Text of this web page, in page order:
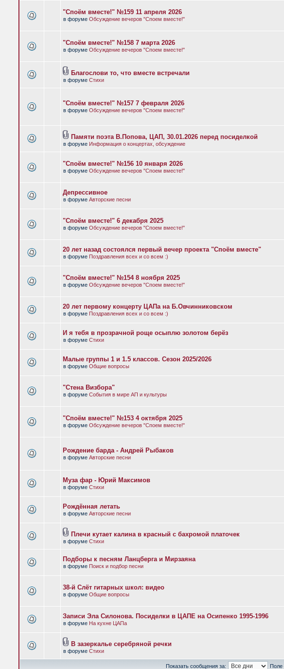
"Споём вместе!" №159 11 апреля 2026
в форуме Обсуждение вечеров "Споем вместе!"
"Споём вместе!" №158 7 марта 2026
в форуме Обсуждение вечеров "Споем вместе!"
Благослови то, что вместе встречали
в форуме Стихи
"Споём вместе!" №157 7 февраля 2026
в форуме Обсуждение вечеров "Споем вместе!"
Памяти поэта В.Попова, ЦАП, 30.01.2026 перед посиделкой
в форуме Информация о концертах, обсуждение
"Споём вместе!" №156 10 января 2026
в форуме Обсуждение вечеров "Споем вместе!"
Депрессивное
в форуме Авторские песни
"Споём вместе!" 6 декабря 2025
в форуме Обсуждение вечеров "Споем вместе!"
20 лет назад состоялся первый вечер проекта "Споём вместе"
в форуме Поздравления всех и со всем :)
"Споём вместе!" №154 8 ноября 2025
в форуме Обсуждение вечеров "Споем вместе!"
20 лет первому концерту ЦАПа на Б.Овчинниковском
в форуме Поздравления всех и со всем :)
И я тебя в прозрачной роще осыплю золотом берёз
в форуме Стихи
Малые группы 1 и 1.5 классов. Сезон 2025/2026
в форуме Общие вопросы
"Стена Визбора"
в форуме События в мире АП и культуры
"Споём вместе!" №153 4 октября 2025
в форуме Обсуждение вечеров "Споем вместе!"
Рождение барда - Андрей Рыбаков
в форуме Авторские песни
Муза фар - Юрий Максимов
в форуме Стихи
Рождённая летать
в форуме Авторские песни
Плечи кутает калина в красный с бахромой платочек
в форуме Стихи
Подборы к песням Ланцберга и Мирзаяна
в форуме Поиск и подбор песни
38-й Слёт гитарных школ: видео
в форуме Общие вопросы
Записи Эла Силонова. Посиделки в ЦАПЕ на Осипенко 1995-1996
в форуме На кухне ЦАПа
В зазеркалье серебряной речки
в форуме Стихи
Показать сообщения за: Поле